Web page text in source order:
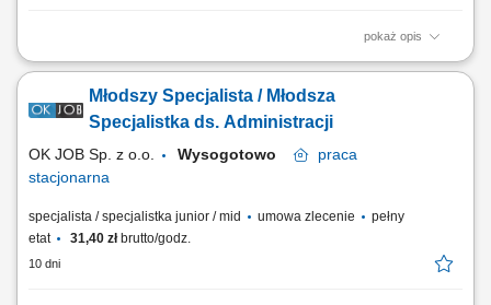
pokaż opis
Opis stanowiska: Planowanie i bieżąca koordynacja procesów
logistycznym liczącym 10–20 osób. Nadzór nad realizacją planów
produkcyjnych oraz terminowością zadań. Kontrola jakości produktów
Młodszy Specjalista / Młodsza
Specjalistka ds. Administracji
OK JOB Sp. z o.o. Wysogotowo
praca
stacjonarna
specjalista / specjalistka junior / mid umowa zlecenie
pełny
etat
31,40 złbrutto/godz.
10 dni